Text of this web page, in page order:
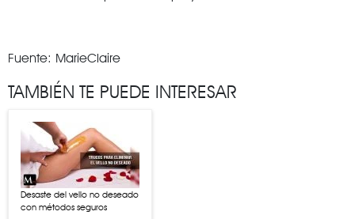
Fuente: MarieClaire
TAMBIÉN TE PUEDE INTERESAR
Desaste del vello no deseado
con métodos seguros